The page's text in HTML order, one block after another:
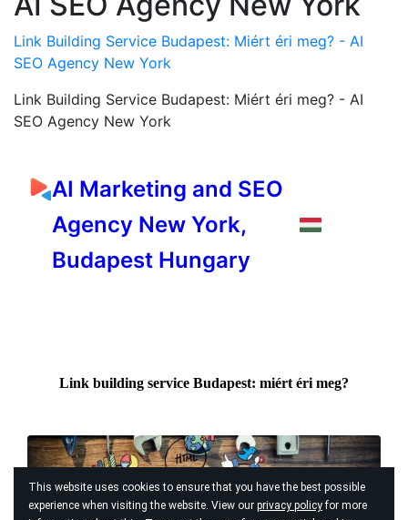
Link Building Service Budapest: Miért éri meg? - AI
SEO Agency New York
Link Building Service Budapest: Miért éri meg? - AI
SEO Agency New York